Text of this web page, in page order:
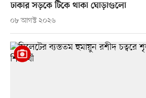
ঢাকার সড়কে টিকে থাকা ঘোড়াগুলো
০৮ আগস্ট ২০২৬